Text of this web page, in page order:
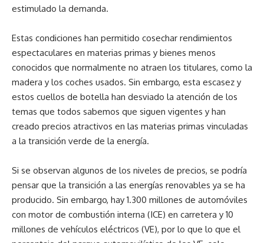
estimulado la demanda.
Estas condiciones han permitido cosechar rendimientos
espectaculares en materias primas y bienes menos
conocidos que normalmente no atraen los titulares, como la
madera y los coches usados. Sin embargo, esta escasez y
estos cuellos de botella han desviado la atención de los
temas que todos sabemos que siguen vigentes y han
creado precios atractivos en las materias primas vinculadas
a la transición verde de la energía.
Si se observan algunos de los niveles de precios, se podría
pensar que la transición a las energías renovables ya se ha
producido. Sin embargo, hay 1.300 millones de automóviles
con motor de combustión interna (ICE) en carretera y 10
millones de vehículos eléctricos (VE), por lo que lo que el